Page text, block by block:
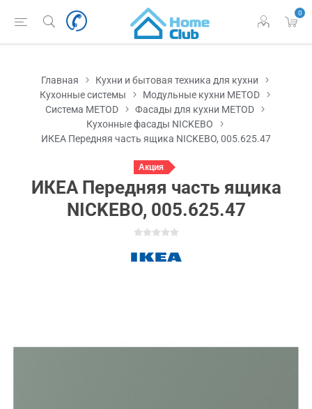
0
Главная
Кухни и бытовая техника для кухни
Кухонные системы
Модульные кухни METOD
Система METOD
Фасады для кухни METOD
Кухонные фасады NICKEBO
ИКЕА Передняя часть ящика NICKEBO, 005.625.47
Акция
ИКЕА Передняя часть ящика
NICKEBO, 005.625.47